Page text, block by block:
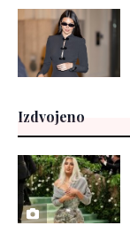
Izdvojeno